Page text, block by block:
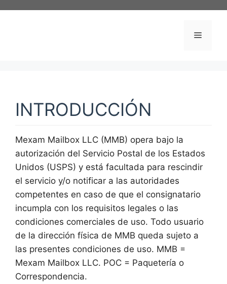
Menu
INTRODUCCIÓN
Mexam Mailbox LLC (MMB) opera bajo la
autorización del Servicio Postal de los Estados
Unidos (USPS) y está facultada para rescindir
el servicio y/o notificar a las autoridades
competentes en caso de que el consignatario
incumpla con los requisitos legales o las
condiciones comerciales de uso. Todo usuario
de la dirección física de MMB queda sujeto a
las presentes condiciones de uso. MMB =
Mexam Mailbox LLC. POC = Paquetería o
Correspondencia.